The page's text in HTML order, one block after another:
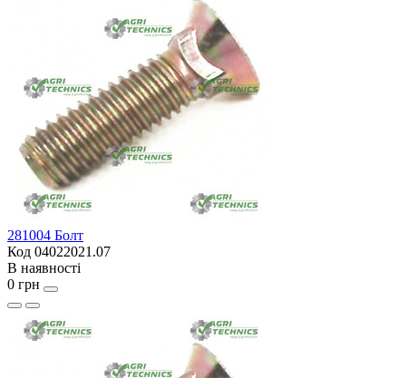
281004 Болт
Код 04022021.07
В наявності
0 грн